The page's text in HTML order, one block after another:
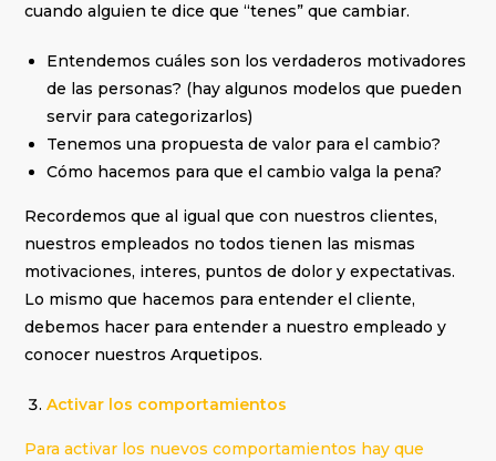
cuando alguien te dice que “tenes” que cambiar.
Entendemos cuáles son los verdaderos motivadores
de las personas? (hay algunos modelos que pueden
servir para categorizarlos)
Tenemos una propuesta de valor para el cambio?
Cómo hacemos para que el cambio valga la pena?
Recordemos que al igual que con nuestros clientes,
nuestros empleados no todos tienen las mismas
motivaciones, interes, puntos de dolor y expectativas.
Lo mismo que hacemos para entender el cliente,
debemos hacer para entender a nuestro empleado y
conocer nuestros Arquetipos.
Activar los comportamientos
Para activar los nuevos comportamientos hay que